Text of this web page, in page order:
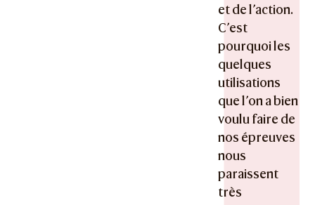
et de l’action.
C’est
pourquoi les
quelques
utilisations
que l’on a bien
voulu faire de
nos épreuves
nous
paraissent
très